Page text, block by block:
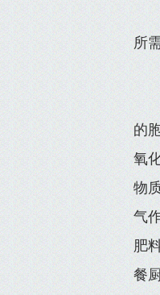
所
的
氧
物
气
肥
餐